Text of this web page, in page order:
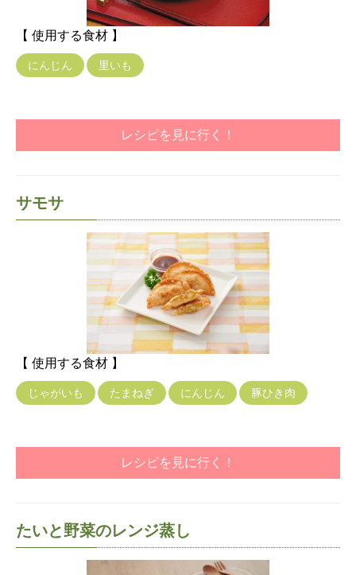
【 使用する食材 】
にんじん 里いも
レシピを見に行く！
サモサ
【 使用する食材 】
じゃがいも たまねぎ にんじん 豚ひき肉
レシピを見に行く！
たいと野菜のレンジ蒸し